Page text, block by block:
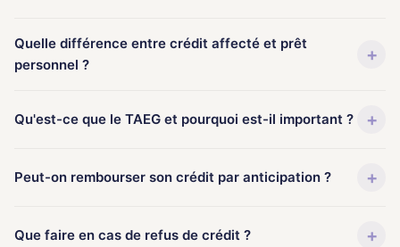
Quelle différence entre crédit affecté et prêt
personnel ?
+
Qu'est-ce que le TAEG et pourquoi est-il important ? +
Peut-on rembourser son crédit par anticipation ? +
Que faire en cas de refus de crédit ? +